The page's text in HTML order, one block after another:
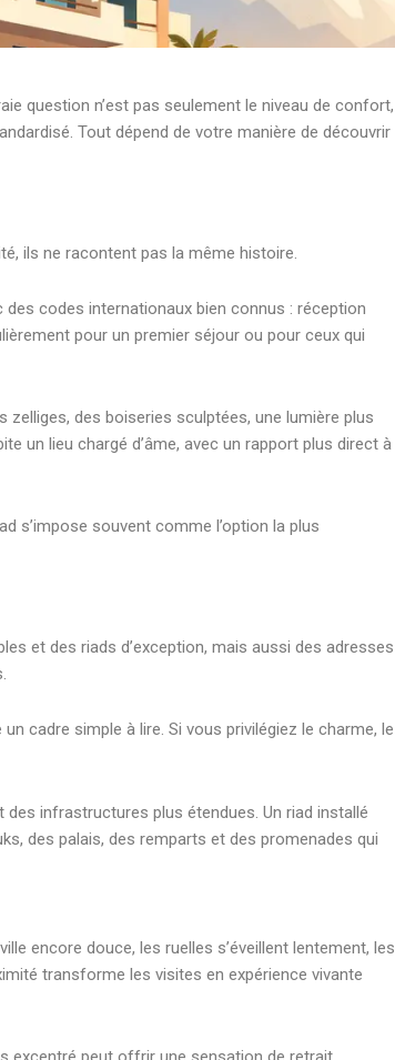
question n’est pas seulement le niveau de confort,
Tout dépend de votre manière de découvrir
ils ne racontent pas la même histoire.
codes internationaux bien connus : réception
pour un premier séjour ou pour ceux qui
zelliges, des boiseries sculptées, une lumière plus
un lieu chargé d’âme, avec un rapport plus direct à
s’impose souvent comme l’option la plus
et des riads d’exception, mais aussi des adresses
cadre simple à lire. Si vous privilégiez le charme, le
infrastructures plus étendues. Un riad installé
des palais, des remparts et des promenades qui
encore douce, les ruelles s’éveillent lentement, les
transforme les visites en expérience vivante